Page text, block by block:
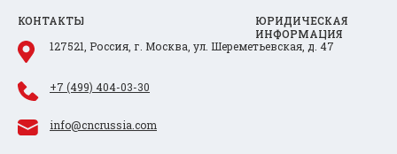
КОНТАКТЫ
ЮРИДИЧЕСКАЯ
ИНФОРМАЦИЯ
127521, Россия, г. Москва, ул. Шереметьевская, д. 47
+7 (499) 404-03-30
info@cncrussia.com